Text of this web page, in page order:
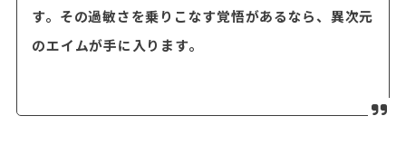
す。その過敏さを乗りこなす覚悟があるなら、異次元
のエイムが手に入ります。